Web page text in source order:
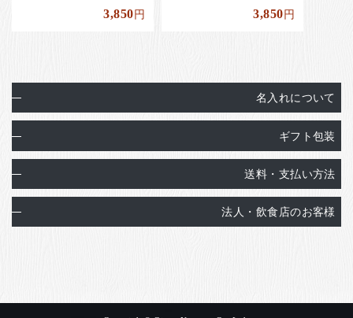
3,850円 3,850円
名入れについて
ギフト包装
送料・支払い方法
法人・飲食店のお客様